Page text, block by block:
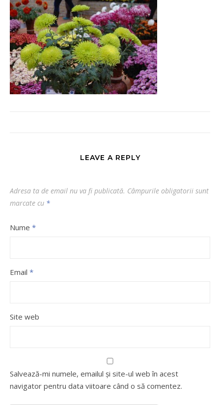
LEAVE A REPLY
Adresa ta de email nu va fi publicată. Câmpurile obligatorii sunt
marcate cu *
Nume *
Email *
Site web
Salvează-mi numele, emailul și site-ul web în acest
navigator pentru data viitoare când o să comentez.